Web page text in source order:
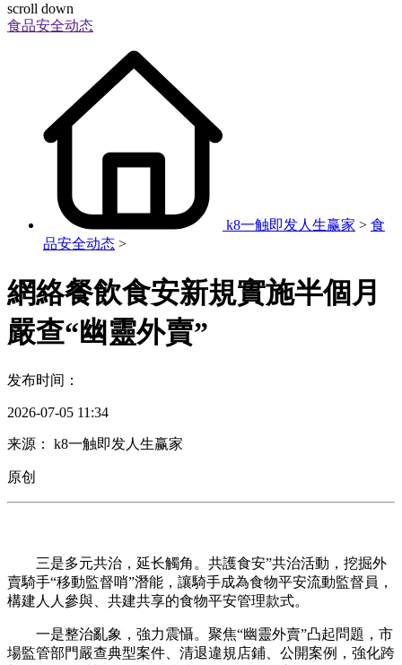
scroll down
食品安全动态
k8一触即发人生赢家 > 食
品安全动态 >
網絡餐飲食安新規實施半個月
嚴查“幽靈外賣”
发布时间：
2026-07-05 11:34
来源： k8一触即发人生赢家
原创
三是多元共治，延长觸角。共護食安”共治活動，挖掘外
賣騎手“移動監督哨”潛能，讓騎手成為食物平安流動監督員，
構建人人參與、共建共享的食物平安管理款式。
一是整治亂象，強力震懾。聚焦“幽靈外賣”凸起問題，市
場監管部門嚴查典型案件、清退違規店鋪、公開案例，強化跨